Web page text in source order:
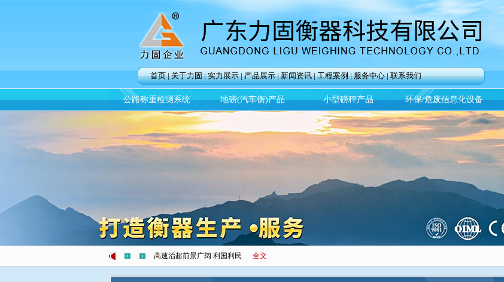
首页|关于力固|实力展示|产品展示|新闻资讯|工程案例|服务中心|联系我们
公路称重检测系统 地磅(汽车衡)产品 小型磅秤产品 环保/危废信息化设备
无锡高架桥坍塌 车辆超载惹的祸 全文
高速治超前景广阔 利国利民 全文
力固衡器：不要因为混凝土涨价而降低地磅基础建造的质量 全文